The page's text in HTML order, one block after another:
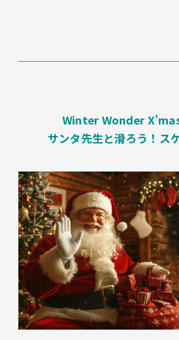
Winter Wonder
サンタ先生と滑ろう！ス